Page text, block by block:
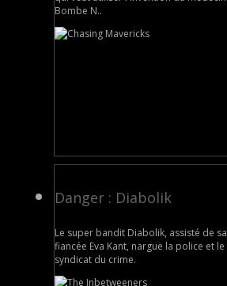
Bombe N..
Danger : Diabolik
Le super bandit Diabolik, assisté de sa
fiancée Eva Kant, nargue la police et le
syndicat du crime.